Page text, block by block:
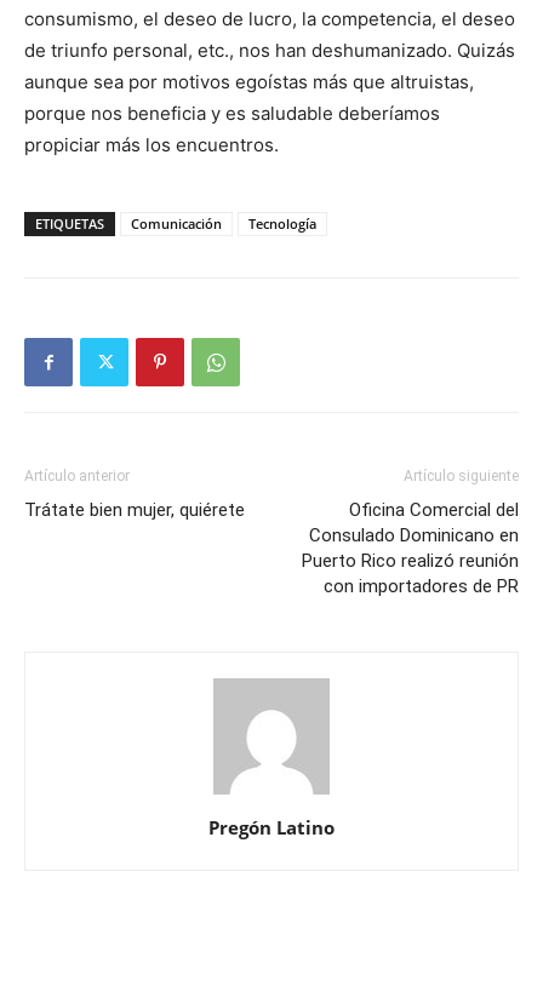
consumismo, el deseo de lucro, la competencia, el deseo
de triunfo personal, etc., nos han deshumanizado. Quizás
aunque sea por motivos egoístas más que altruistas,
porque nos beneficia y es saludable deberíamos
propiciar más los encuentros.
ETIQUETAS Comunicación Tecnología
Artículo anterior
Trátate bien mujer, quiérete
Artículo siguiente
Oficina Comercial del
Consulado Dominicano en
Puerto Rico realizó reunión
con importadores de PR
Pregón Latino